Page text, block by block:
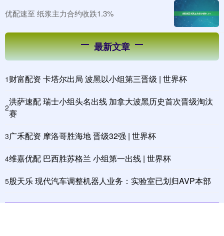
优配速至 纸浆主力合约收跌1.3%
最新文章
1 财富配资 卡塔尔出局 波黑以小组第三晋级 | 世界杯
2
洪萨速配 瑞士小组头名出线 加拿大波黑历史首次晋级淘汰
赛
3广禾配资 摩洛哥胜海地 晋级32强 | 世界杯
4维嘉优配 巴西胜苏格兰 小组第一出线 | 世界杯
5股天乐 现代汽车调整机器人业务：实验室已划归AVP本部